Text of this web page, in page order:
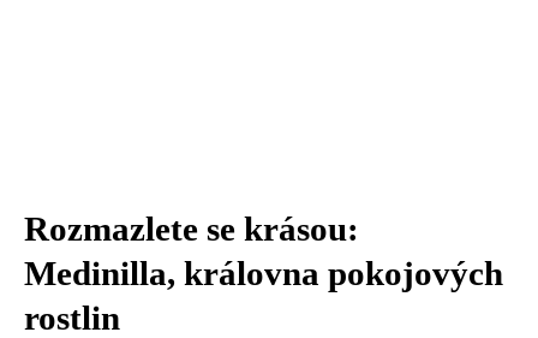
Rozmazlete se krásou:
Medinilla, královna pokojových
rostlin